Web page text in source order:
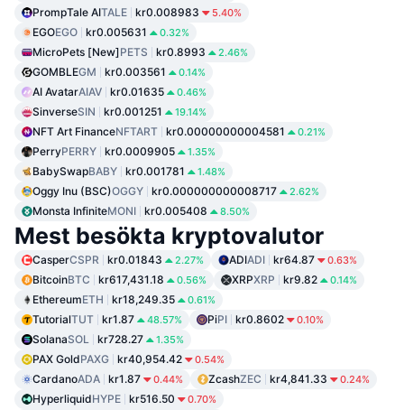
PrompTale AITALE kr0.008983 5.40%
EGOEGO kr0.005631 0.32%
MicroPets [New]PETS kr0.8993 2.46%
GOMBLEGM kr0.003561 0.14%
AI AvatarAIAV kr0.01635 0.46%
SinverseSIN kr0.001251 19.14%
NFT Art FinanceNFTART kr0.00000000004581 0.21%
PerryPERRY kr0.0009905 1.35%
BabySwapBABY kr0.001781 1.48%
Oggy Inu (BSC)OGGY kr0.000000000008717 2.62%
Monsta InfiniteMONI kr0.005408 8.50%
Mest besökta kryptovalutor
CasperCSPR kr0.01843 2.27% ADIADI kr64.87 0.63%
BitcoinBTC kr617,431.18 0.56% XRPXRP kr9.82 0.14%
EthereumETH kr18,249.35 0.61%
TutorialTUT kr1.87 48.57% PiPI kr0.8602 0.10%
SolanaSOL kr728.27 1.35%
PAX GoldPAXG kr40,954.42 0.54%
CardanoADA kr1.87 0.44% ZcashZEC kr4,841.33 0.24%
HyperliquidHYPE kr516.50 0.70%